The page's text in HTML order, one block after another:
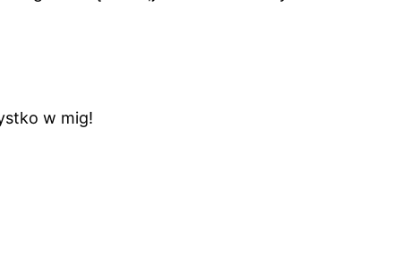
w mig!